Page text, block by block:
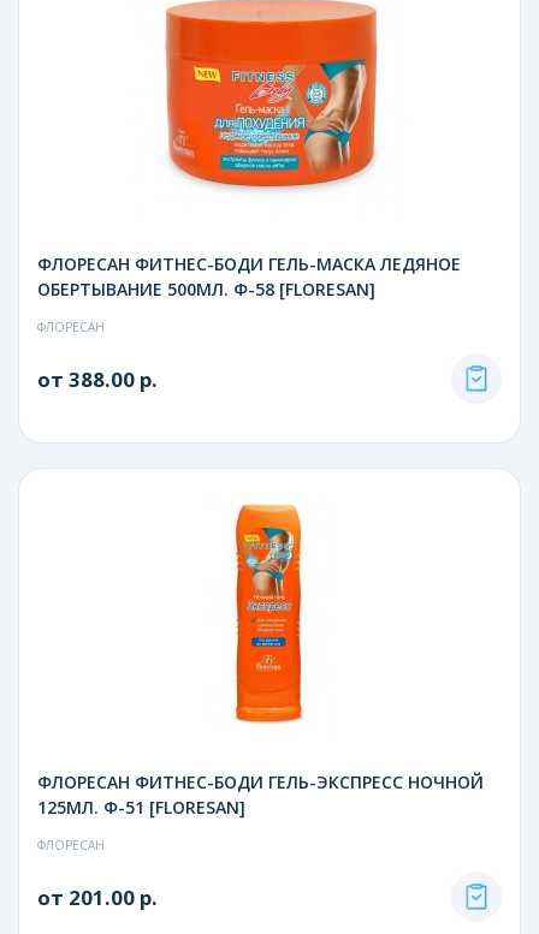
ФЛОРЕСАН ФИТНЕС-БОДИ ГЕЛЬ-МАСКА ЛЕДЯНОЕ
ОБЕРТЫВАНИЕ 500МЛ. Ф-58 [FLORESAN]
ФЛОРЕСАН
от 388.00 р.
ФЛОРЕСАН ФИТНЕС-БОДИ ГЕЛЬ-ЭКСПРЕСС НОЧНОЙ
125МЛ. Ф-51 [FLORESAN]
ФЛОРЕСАН
от 201.00 р.